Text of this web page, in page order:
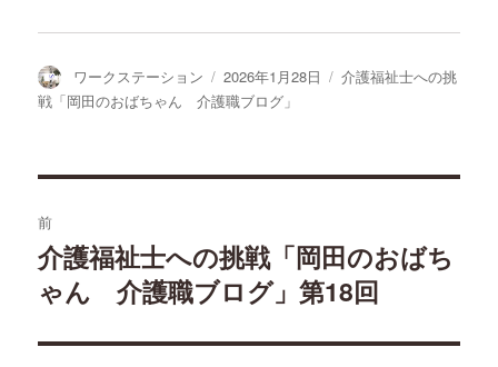
投
稿
ワークステーション
投
稿
2026年1月28日
カ
ー
介護福祉士への挑
戦「岡田のおばちゃん 介護職ブログ」
稿
ナ
ビ
前
過
去
投
介護福祉士への挑戦「岡田のおばち
ゃん 介護職ブログ」第18回